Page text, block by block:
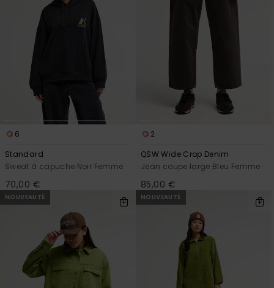
6
Standard
Sweat à capuche Noir Femme
70,00 €
2
QSW Wide Crop Denim
Jean coupe large Bleu Femme
85,00 €
NOUVEAUTÉ NOUVEAUTÉ